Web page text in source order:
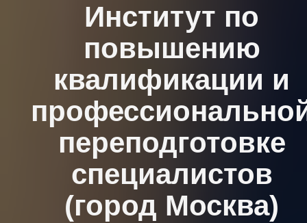
Институт по
повышению
квалификации и
переподготовке
специалистов
(город Москва)